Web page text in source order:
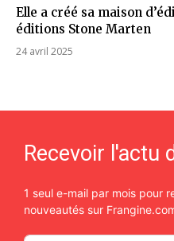
Elle a créé sa maison
éditions Stone Marten
24 avril 2025
Recevoir l'actu
1 seul e-mail par mois pour
nouveautés sur